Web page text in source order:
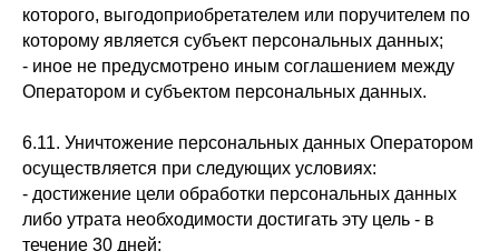
которого, выгодоприобретателем или поручителем по
которому является субъект персональных данных;
- иное не предусмотрено иным соглашением между
Оператором и субъектом персональных данных.
6.11. Уничтожение персональных данных Оператором
осуществляется при следующих условиях:
- достижение цели обработки персональных данных
либо утрата необходимости достигать эту цель - в
течение 30 дней;